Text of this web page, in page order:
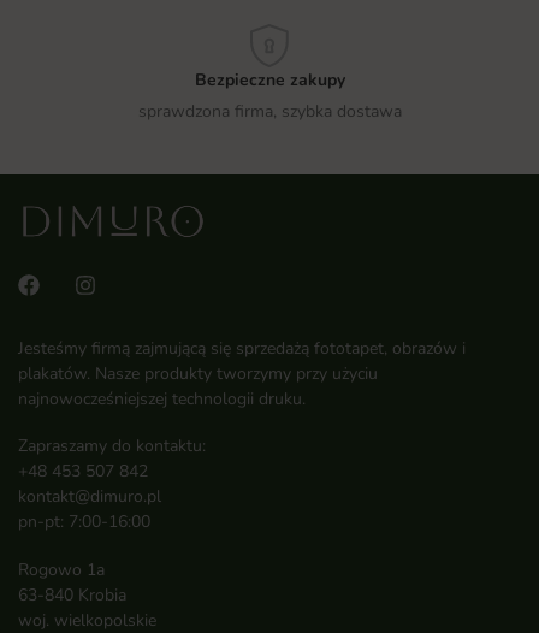
Bezpieczne zakupy
sprawdzona firma, szybka dostawa
Jesteśmy firmą zajmującą się sprzedażą fototapet, obrazów i
plakatów. Nasze produkty tworzymy przy użyciu
najnowocześniejszej technologii druku.
Zapraszamy do kontaktu:
+48 453 507 842
kontakt@dimuro.pl
pn-pt: 7:00-16:00
Rogowo 1a
63-840 Krobia
woj. wielkopolskie